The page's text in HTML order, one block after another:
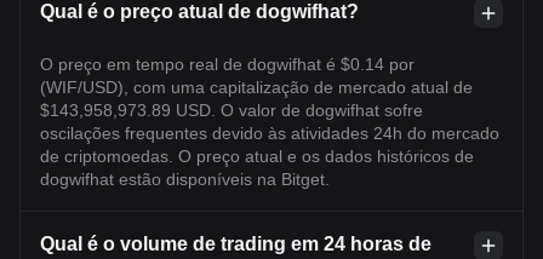
Qual é o preço atual de dogwifhat?
O preço em tempo real de dogwifhat é $0.14 por
(WIF/USD), com uma capitalização de mercado atual de
$143,958,973.89 USD. O valor de dogwifhat sofre
oscilações frequentes devido às atividades 24h do mercado
de criptomoedas. O preço atual e os dados históricos de
dogwifhat estão disponíveis na Bitget.
Qual é o volume de trading em 24 horas de